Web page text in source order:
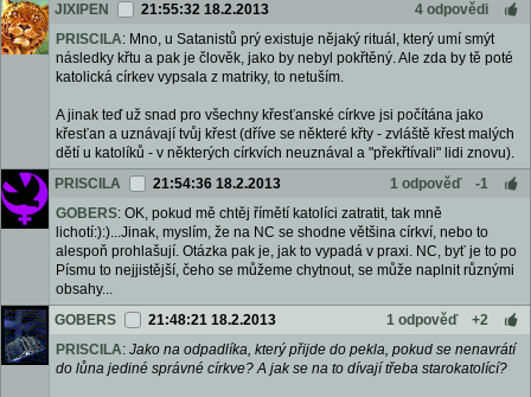
JIXIPEN
21:55:32 18.2.2013
4 odpovědi
PRISCILA: Mno, u Satanistů prý existuje nějaký rituál, který umí smýt
následky křtu a pak je člověk, jako by nebyl pokřtěný. Ale zda by tě poté
katolická církev vypsala z matriky, to netuším.
A jinak teď už snad pro všechny křesťanské církve jsi počítána jako
křesťan a uznávají tvůj křest (dříve se některé křty - zvláště křest malých
dětí u katolíků - v některých církvích neuznával a "překřtívali" lidi znovu).
PRISCILA
21:54:36 18.2.2013 1 odpověď
-1
GOBERS: OK, pokud mě chtěj římětí katolíci zatratit, tak mně
lichotí:):)...Jinak, myslím, že na NC se shodne většina církví, nebo to
alespoň prohlašují. Otázka pak je, jak to vypadá v praxi. NC, byť je to po
Písmu to nejjistější, čeho se můžeme chytnout, se může naplnit různými
obsahy...
GOBERS
21:48:21 18.2.2013 1 odpověď
+2
PRISCILA: Jako na odpadlíka, který přijde do pekla, pokud se nenavrátí
do lůna jediné správné církve? A jak se na to dívají třeba starokatolící?